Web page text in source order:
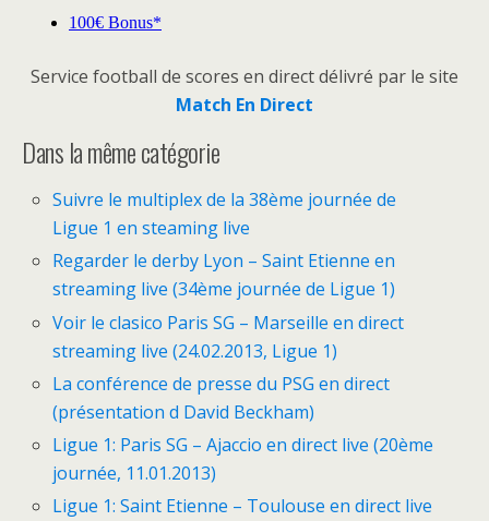
Service football de scores en direct délivré par le site
Match En Direct
Dans la même catégorie
Suivre le multiplex de la 38ème journée de
Ligue 1 en steaming live
Regarder le derby Lyon – Saint Etienne en
streaming live (34ème journée de Ligue 1)
Voir le clasico Paris SG – Marseille en direct
streaming live (24.02.2013, Ligue 1)
La conférence de presse du PSG en direct
(présentation d David Beckham)
Ligue 1: Paris SG – Ajaccio en direct live (20ème
journée, 11.01.2013)
Ligue 1: Saint Etienne – Toulouse en direct live